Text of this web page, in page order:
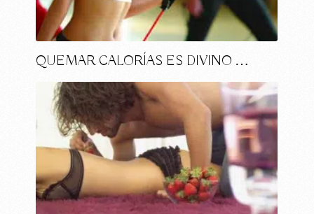
QUEMAR CALORÍAS ES DIVINO …